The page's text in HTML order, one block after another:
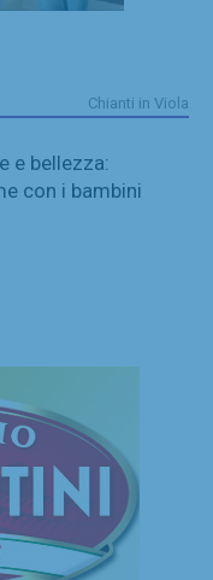
Chianti in Viola
e bellezza:
con i bambini